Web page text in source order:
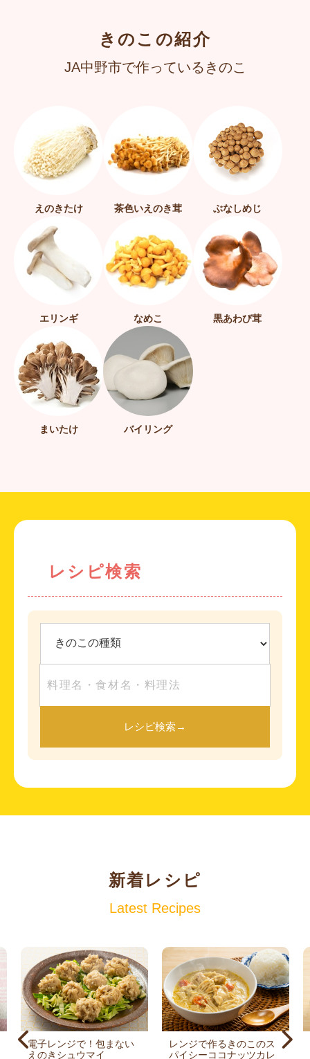
きのこの紹介
JA中野市で作っているきのこ
えのきたけ 茶色いえのき茸 ぶなしめじ
エリンギ なめこ 黒あわび茸
まいたけ バイリング
レシピ検索
レシピ検索→
新着レシピ
Latest Recipes
電子レンジで！包まない
えのきシュウマイ
レンジで作るきのこのス
パイシーココナッツカレ